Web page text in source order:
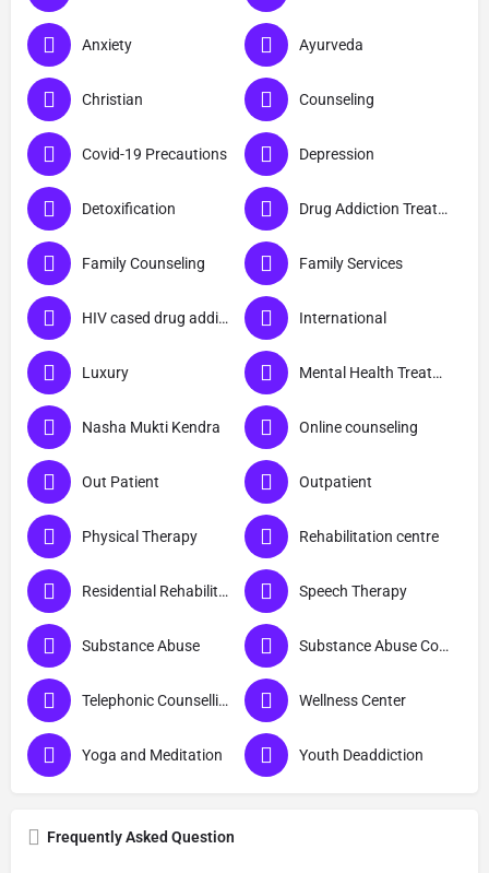
Anxiety Ayurveda
Christian Counseling
Covid-19 Precautions Depression
Detoxification Drug Addiction Treatment
Family Counseling Family Services
HIV cased drug addicts International
Luxury Mental Health Treatment
Nasha Mukti Kendra Online counseling
Out Patient Outpatient
Physical Therapy Rehabilitation centre
Residential Rehabilitation Speech Therapy
Substance Abuse Substance Abuse Counselling
Telephonic Counselling Wellness Center
Yoga and Meditation Youth Deaddiction
Frequently Asked Question